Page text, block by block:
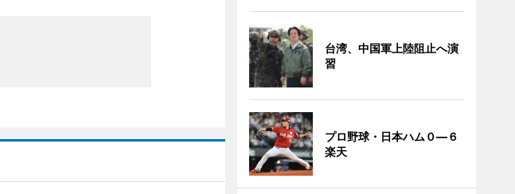
台湾、中国軍上陸阻止へ演
習
プロ野球・日本ハム０―６
楽天